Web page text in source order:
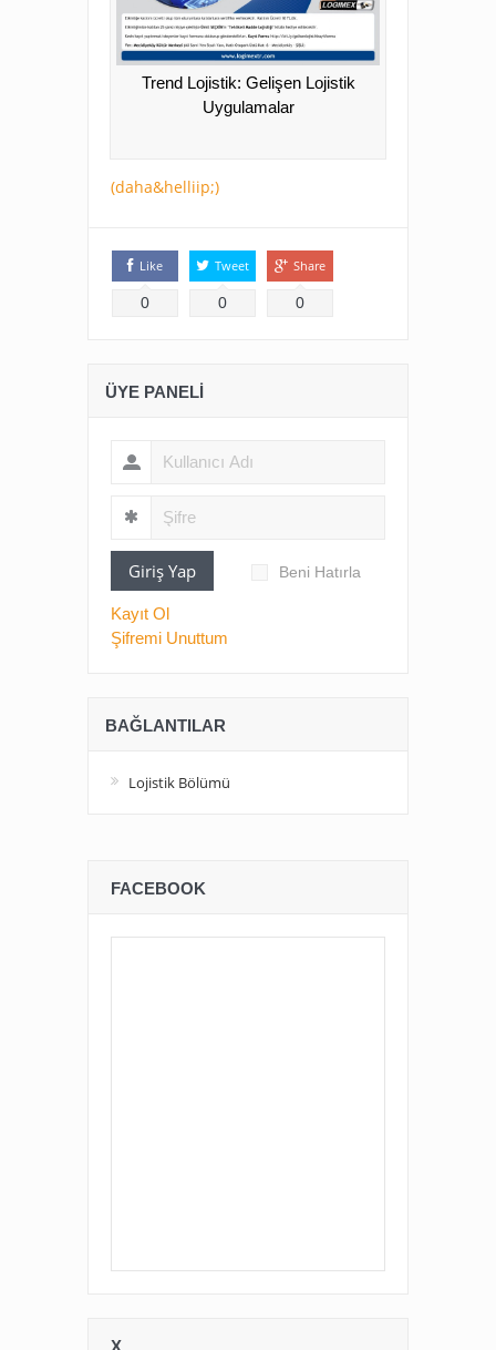
Trend Lojistik: Gelişen Lojistik
Uygulamalar
(daha&helliip;)
Like
0
Tweet
0
Share
0
ÜYE PANELI
Giriş Yap Beni Hatırla
Kayıt Ol
Şifremi Unuttum
BAĞLANTILAR
Lojistik Bölümü
FACEBOOK
X